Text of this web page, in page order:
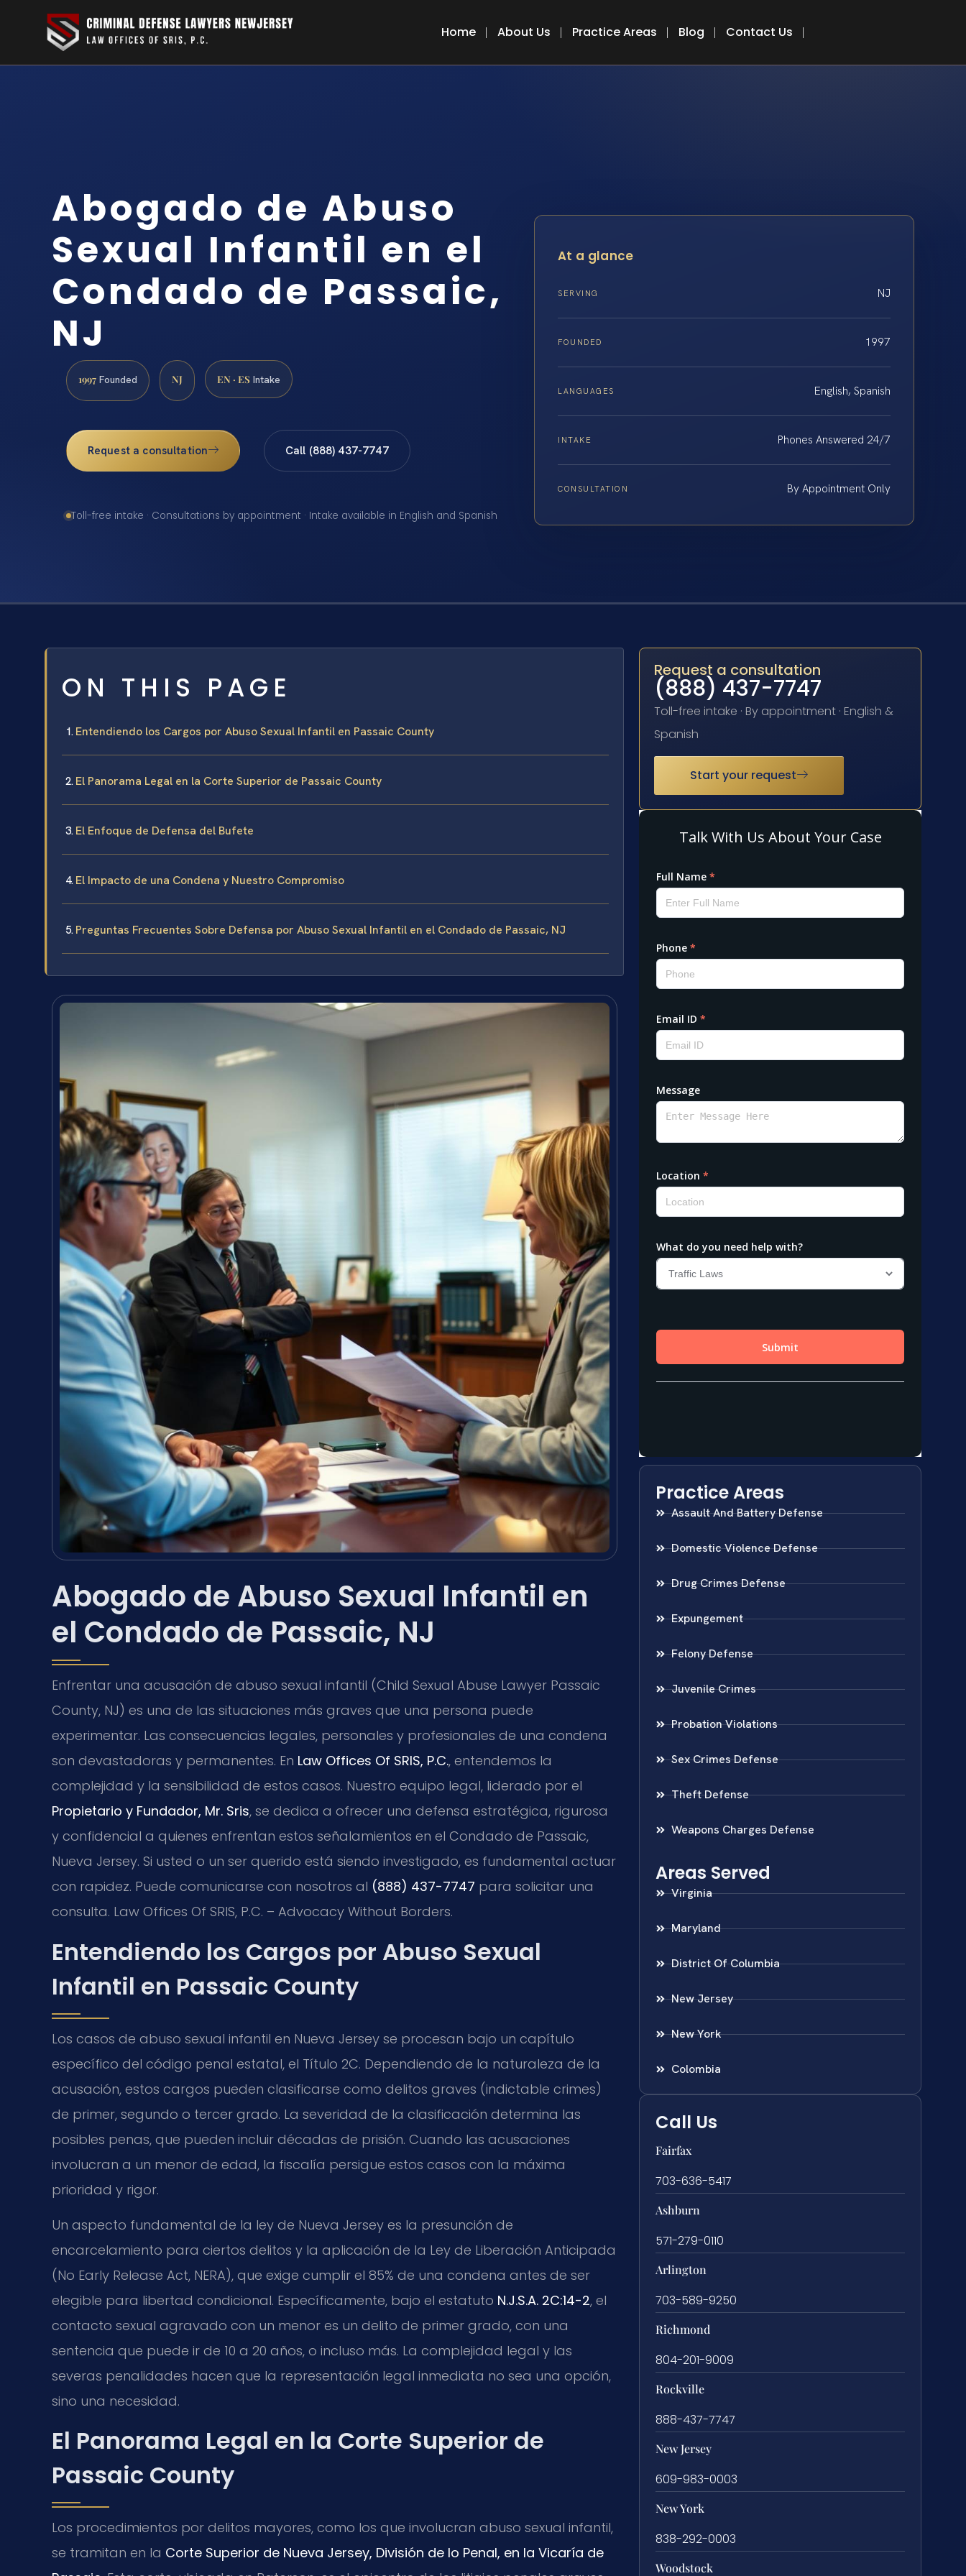
Home About Us Practice Areas Blog Contact Us
Abogado de Abuso
Sexual Infantil en el
Condado de Passaic,
NJ
1997 Founded NJ EN · ES Intake
Request a consultation Call (888) 437-7747
Toll-free intake · Consultations by appointment · Intake available in English and Spanish
At a glance
SERVING NJ
FOUNDED 1997
LANGUAGES English, Spanish
INTAKE Phones Answered 24/7
CONSULTATION By Appointment Only
ON THIS PAGE
Entendiendo los Cargos por Abuso Sexual Infantil en Passaic County
El Panorama Legal en la Corte Superior de Passaic County
El Enfoque de Defensa del Bufete
El Impacto de una Condena y Nuestro Compromiso
Preguntas Frecuentes Sobre Defensa por Abuso Sexual Infantil en el Condado de Passaic, NJ
Abogado de Abuso Sexual Infantil en
el Condado de Passaic, NJ
Enfrentar una acusación de abuso sexual infantil (Child Sexual Abuse Lawyer Passaic
County, NJ) es una de las situaciones más graves que una persona puede
experimentar. Las consecuencias legales, personales y profesionales de una condena
son devastadoras y permanentes. En Law Offices Of SRIS, P.C., entendemos la
complejidad y la sensibilidad de estos casos. Nuestro equipo legal, liderado por el
Propietario y Fundador, Mr. Sris, se dedica a ofrecer una defensa estratégica, rigurosa
y confidencial a quienes enfrentan estos señalamientos en el Condado de Passaic,
Nueva Jersey. Si usted o un ser querido está siendo investigado, es fundamental actuar
con rapidez. Puede comunicarse con nosotros al (888) 437-7747 para solicitar una
consulta. Law Offices Of SRIS, P.C. – Advocacy Without Borders.
Entendiendo los Cargos por Abuso Sexual
Infantil en Passaic County
Los casos de abuso sexual infantil en Nueva Jersey se procesan bajo un capítulo
específico del código penal estatal, el Título 2C. Dependiendo de la naturaleza de la
acusación, estos cargos pueden clasificarse como delitos graves (indictable crimes)
de primer, segundo o tercer grado. La severidad de la clasificación determina las
posibles penas, que pueden incluir décadas de prisión. Cuando las acusaciones
involucran a un menor de edad, la fiscalía persigue estos casos con la máxima
prioridad y rigor.
Un aspecto fundamental de la ley de Nueva Jersey es la presunción de
encarcelamiento para ciertos delitos y la aplicación de la Ley de Liberación Anticipada
(No Early Release Act, NERA), que exige cumplir el 85% de una condena antes de ser
elegible para libertad condicional. Específicamente, bajo el estatuto N.J.S.A. 2C:14-2, el
contacto sexual agravado con un menor es un delito de primer grado, con una
sentencia que puede ir de 10 a 20 años, o incluso más. La complejidad legal y las
severas penalidades hacen que la representación legal inmediata no sea una opción,
sino una necesidad.
El Panorama Legal en la Corte Superior de
Passaic County
Los procedimientos por delitos mayores, como los que involucran abuso sexual infantil,
se tramitan en la Corte Superior de Nueva Jersey, División de lo Penal, en la Vicaría de
Request a consultation
(888) 437-7747
Toll-free intake · By appointment · English &
Spanish
Start your request
Practice Areas
Assault And Battery Defense
Domestic Violence Defense
Drug Crimes Defense
Expungement
Felony Defense
Juvenile Crimes
Probation Violations
Sex Crimes Defense
Theft Defense
Weapons Charges Defense
Areas Served
Virginia
Maryland
District Of Columbia
New Jersey
New York
Colombia
Call Us
Fairfax
703-636-5417
Ashburn
571-279-0110
Arlington
703-589-9250
Richmond
804-201-9009
Rockville
888-437-7747
New Jersey
609-983-0003
New York
838-292-0003
Woodstock